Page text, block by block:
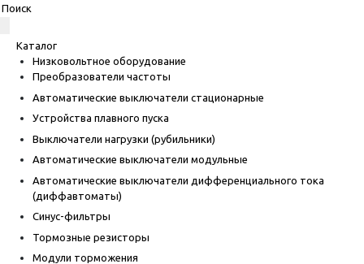
Каталог
Низковольтное оборудование
Преобразователи частоты
Автоматические выключатели стационарные
Устройства плавного пуска
Выключатели нагрузки (рубильники)
Автоматические выключатели модульные
Автоматические выключатели дифференциального тока
(диффавтоматы)
Синус-фильтры
Тормозные резисторы
Модули торможения